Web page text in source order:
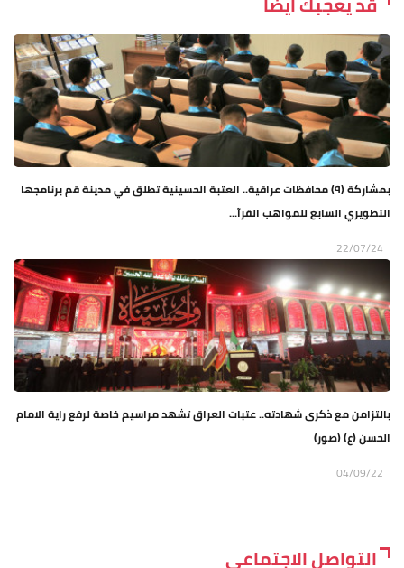
بمشاركة (٩) محافظات عراقية.. العتبة الحسينية تطلق في مدينة قم برنامجها
التطويري السابع للمواهب القرآ...
22/07/24
بالتزامن مع ذكرى شهادته.. عتبات العراق تشهد مراسيم خاصة لرفع راية الامام
الحسن (ع) (صور)
04/09/22
التواصل الاجتماعي